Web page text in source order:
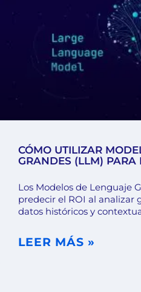
CÓMO UTILIZAR
GRANDES (LLM) PARA
Los Modelos de Lenguaje
predecir el ROI al analizar
datos históricos y
LEER MÁS »